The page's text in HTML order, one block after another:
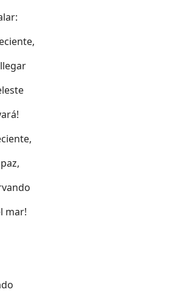
mar!